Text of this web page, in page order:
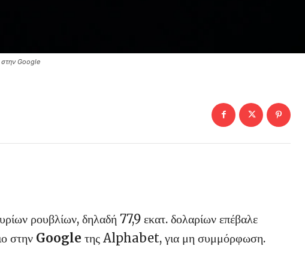
Google
ρουβλίων, δηλαδή 77,9 εκατ. δολαρίων επέβαλε
στην Google της Alphabet, για μη συμμόρφωση.